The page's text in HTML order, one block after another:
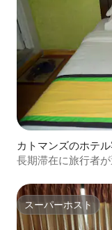
カトマンズのホテ
長期滞在に旅行者
スーパーホスト
スーパーホスト